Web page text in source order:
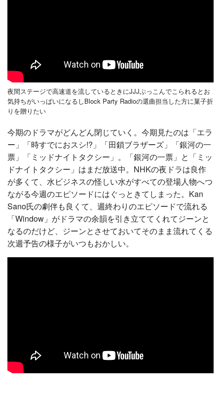
夜間ステージで高速道を流しているときにJJJぶっこんでこられるとお
気持ちがいっぱいになるしBlock Party Radioの選曲担当した方に菓子折
りを贈りたい
今期のドラマがどんどん閉じていく。今期見たのは「エラ
ー」「時すでにおスシ!?」「田鎖ブラザーズ」「銀河の一
票」「ミッドナイトタクシー」。「銀河の一票」と「ミッ
ドナイトタクシー」はまだ放送中。NHKの夜ドラは良作
が多くて、水ビジネスの怪しい水がすべての登場人物へつ
ながる今週のエピソードにはぐっときてしまった。Kan
Sano氏の劇伴も良くて、週終わりのエピソードで流れる
「Window」がドラマの余韻を引き立ててくれてジーンと
なるのだけど、ジーンとさせておいてそのまま流れてくる
次週予告の様子がいつもおかしい。